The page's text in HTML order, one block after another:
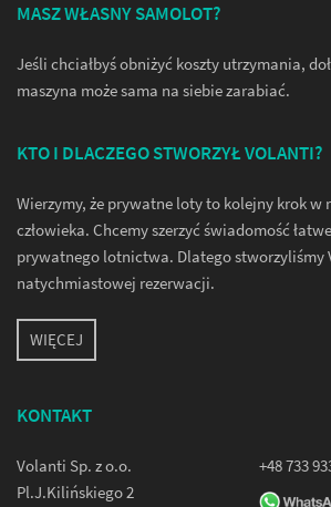
MASZ WŁASNY SAMOLOT?
Jeśli chciałbyś obniżyć koszty utrzymania,
maszyna może sama na siebie zarabiać.
KTO I DLACZEGO STWORZYŁ VOLANTI?
Wierzymy, że prywatne loty to kolejny krok w
człowieka. Chcemy szerzyć świadomość
prywatnego lotnictwa. Dlatego stworzyliśmy
natychmiastowej rezerwacji.
WIĘCEJ
KONTAKT
Volanti Sp. z o.o.
Pl.J.Kilińskiego 2
+48 733